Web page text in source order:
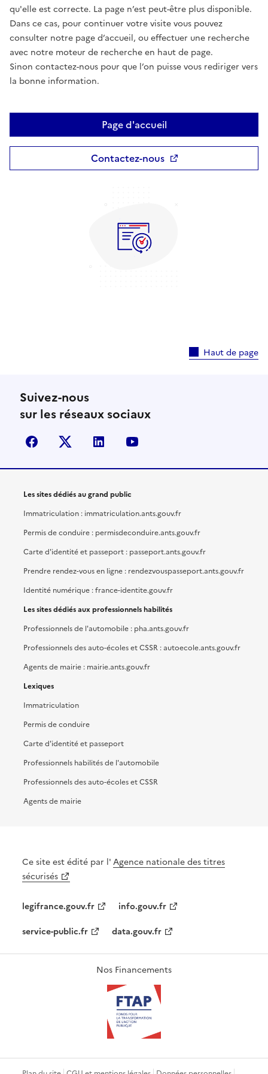
qu'elle est correcte. La page n’est peut-être plus disponible.
Dans ce cas, pour continuer votre visite vous pouvez
consulter notre page d’accueil, ou effectuer une recherche
avec notre moteur de recherche en haut de page.
Sinon contactez-nous pour que l’on puisse vous rediriger vers
la bonne information.
Page d'accueil
Contactez-nous
Haut de page
Suivez-nous
sur les réseaux sociaux
facebook X (anciennement Twitter)
linkedin
Les sites dédiés au grand public
Immatriculation : immatriculation.ants.gouv.fr
Permis de conduire : permisdeconduire.ants.gouv.fr
Carte d'identité et passeport : passeport.ants.gouv.fr
Prendre rendez-vous en ligne : rendezvouspasseport.ants.gouv.fr
Identité numérique : france-identite.gouv.fr
Les sites dédiés aux professionnels habilités
Professionnels de l'automobile : pha.ants.gouv.fr
Professionnels des auto-écoles et CSSR : autoecole.ants.gouv.fr
Agents de mairie : mairie.ants.gouv.fr
Lexiques
Immatriculation
Permis de conduire
Carte d'identité et passeport
Professionnels habilités de l'automobile
Professionnels des auto-écoles et CSSR
Agents de mairie
Ce site est édité par l'Agence nationale des titres
sécurisés
legifrance.gouv.fr
info.gouv.fr
service-public.fr
data.gouv.fr
Nos Financements